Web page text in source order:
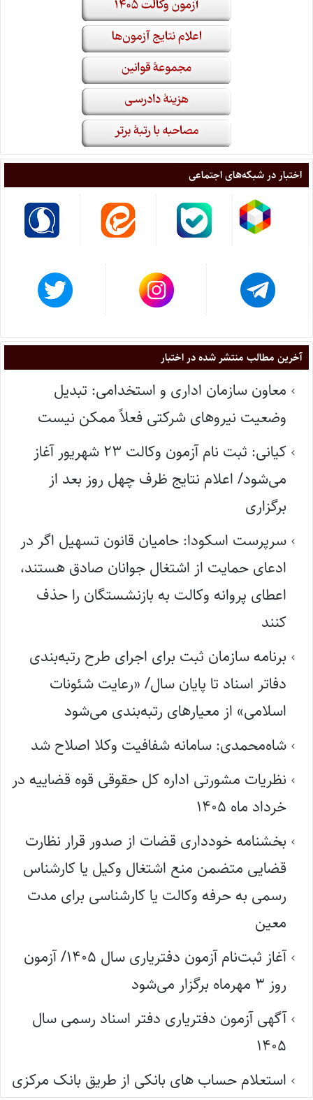
اختبار در شبکه‌های اجتماعی
آخرین مطالب منتشر شده در اختبار
معاون سازمان اداری و استخدامی: تبدیل
وضعیت نیروهای شرکتی فعلاً ممکن نیست
کیانی: ثبت نام آزمون وکالت ۲۳ شهریور آغاز
می‌شود/ اعلام نتایج ظرف چهل روز بعد از
برگزاری
سرپرست اسکودا: حامیان قانون تسهیل اگر در
ادعای حمایت از اشتغال جوانان صادق هستند،
اعطای پروانه وکالت به بازنشستگان را حذف
کنند
برنامه سازمان ثبت برای اجرای طرح رتبه‌بندی
دفاتر اسناد تا پایان سال/ «رعایت شئونات
اسلامی» از معیارهای رتبه‌بندی می‌شود
شاه‌محمدی: سامانه شفافیت وکلا اصلاح شد
نظریات مشورتی اداره کل حقوقی قوه قضاییه در
خرداد ماه ۱۴۰۵
بخشنامه خودداری قضات از صدور قرار نظارت
قضایی متضمن منع اشتغال وکیل یا کارشناس
رسمی به حرفه وکالت یا کارشناسی برای مدت
معین
آغاز ثبت‌نام آزمون دفتریاری سال ۱۴۰۵/ آزمون
روز ۳ مهرماه برگزار می‌شود
آگهی آزمون دفتریاری دفتر اسناد رسمی سال
۱۴۰۵
استعلام حساب های بانکی از طریق بانک مرکزی